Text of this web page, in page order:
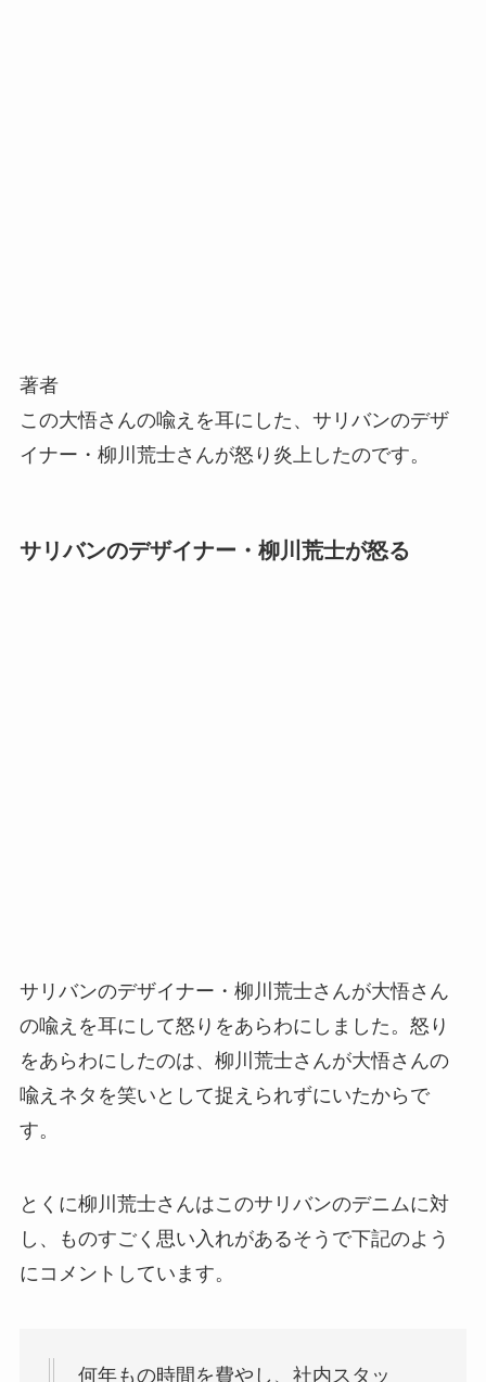
著者
この大悟さんの喩えを耳にした、サリバンのデザ
イナー・柳川荒士さんが怒り炎上したのです。
サリバンのデザイナー・柳川荒士が怒る
サリバンのデザイナー・柳川荒士さんが大悟さん
の喩えを耳にして怒りをあらわにしました。 怒り
をあらわにしたのは、 柳川荒士さんが大悟さんの
喩えネタを笑いとして捉えられずにいたからで
す。
とくに柳川荒士さんはこのサリバンのデニムに対
し、ものすごく思い入れがあるそうで下記のよう
にコメントしています。
何年もの時間を費やし、社内スタッ